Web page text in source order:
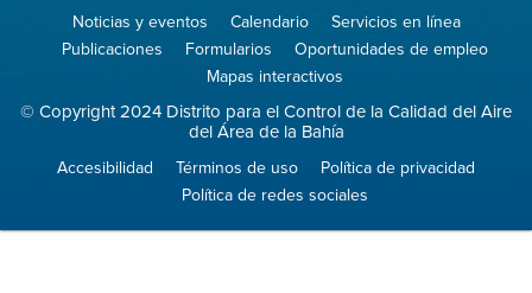
Noticias y eventos Calendario
Servicios en línea
Publicaciones
Formularios
Oportunidades de empleo
Mapas interactivos
© Copyright 2024 Distrito para el Control de la Calidad del Aire
del Área de la Bahía
Accesibilidad Términos de uso
Política de privacidad
Política de redes sociales